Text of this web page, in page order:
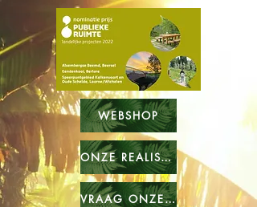
WEBSHOP
ONZE REALISATIES
VRAAG ONZE CATALOGUS OP